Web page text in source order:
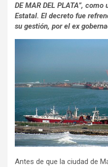
DE MAR DEL PLATA”,
Estatal. El decreto fue
su gestión, por el ex
Antes de que la ciudad de